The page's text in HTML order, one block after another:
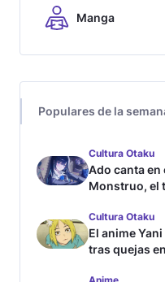
Manga
Populares de la
Cultura Otaku
Ado canta en
Monstruo, el
Cultura Otaku
El anime
tras quejas